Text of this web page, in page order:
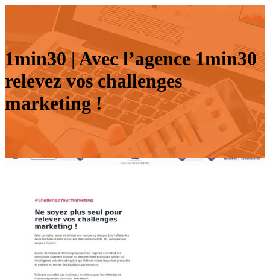
1min30 | Avec l’agence 1min30
relevez vos challenges
marketing !